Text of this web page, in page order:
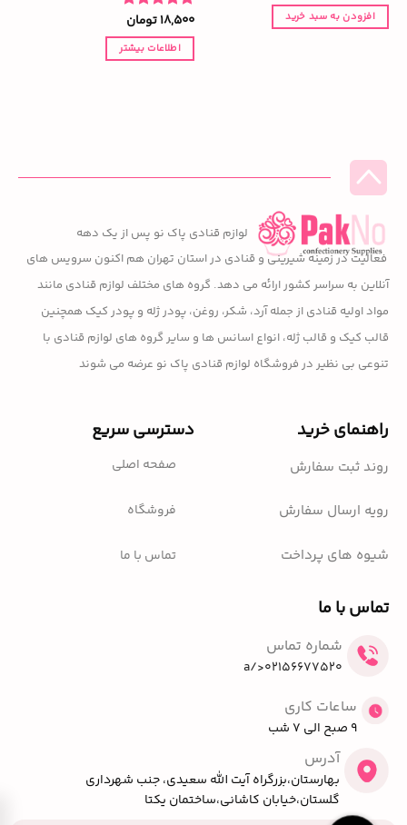
افزودن به سبد خرید نمره5از
5
18,500تومان
اطلاعات بیشتر
لوازم قنادی پاک نو پس از یک دهه
فعالیت در زمینه شیرینی و قنادی در استان تهران هم اکنون سرویس های
آنلاین به سراسر کشور ارائه می دهد. گروه های مختلف لوازم قنادی مانند
مواد اولیه قنادی از جمله آرد، شکر، روغن، پودر ژله و پودر کیک همچنین
قالب کیک و قالب ژله، انواع اسانس ها و سایر گروه های لوازم قنادی با
تنوعی بی نظیر در فروشگاه لوازم قنادی پاک نو عرضه می شوند
راهنمای خرید
روند ثبت سفارش
رویه ارسال سفارش
شیوه های پرداخت
دسترسی سریع
صفحه اصلی
فروشگاه
تماس با ما
تماس با ما
شماره تماس
02156677520</a
ساعات کاری
9 صبح الی 7 شب
آدرس
بهارستان،بزرگراه آیت الله سعیدی، جنب شهرداری
گلستان،خیابان کاشانی،ساختمان یکتا